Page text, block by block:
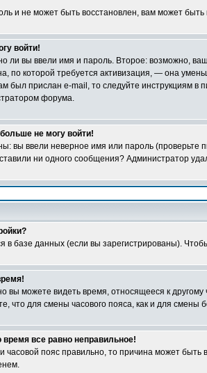
и не может быть восстановлен, вам может быть
войти!
ли вы ввели имя и пароль. Второе: возможно,
по которой требуется активизация, — она
был прислан e-mail, то следуйте инструкциям
форума.
не могу войти!
вы ввели неверное имя или пароль (проверьте
ни одного сообщения? Администратор
в базе данных (если вы зарегистрированы).
вы можете видеть время, относящееся к
что для смены часового пояса, как и для
все равно неправильное!
часовой пояс правильно, то причина может